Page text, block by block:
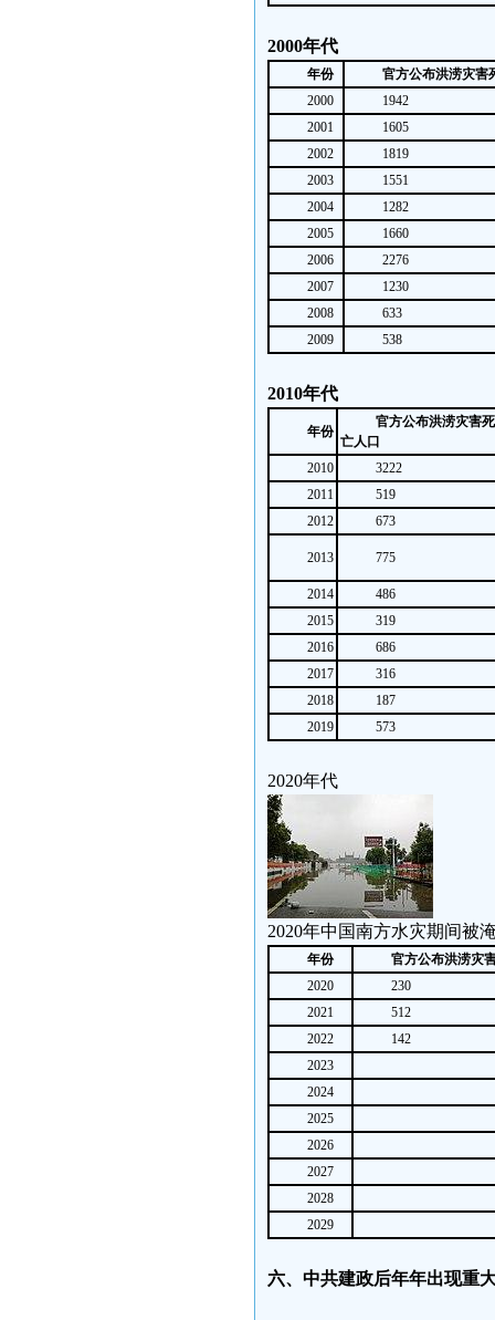
2000年代
年份
官方公布洪涝灾害
2000
1942
2001
1605
2002
1819
2003
1551
2004
1282
2005
1660
2006
2276
2007
1230
2008
633
2009
538
2010年代
年份
官方公布洪涝灾害死
亡人口
2010
3222
2011
519
2012
673
2013 775
2014
486
2015
319
2016
686
2017
316
2018
187
2019
573
2020年代
2020年中国南方水灾期间被
年份
官方公布洪涝灾
2020
230
2021
512
2022
142
2023
2024
2025
2026
2027
2028
2029
六、中共建政后年年出现重